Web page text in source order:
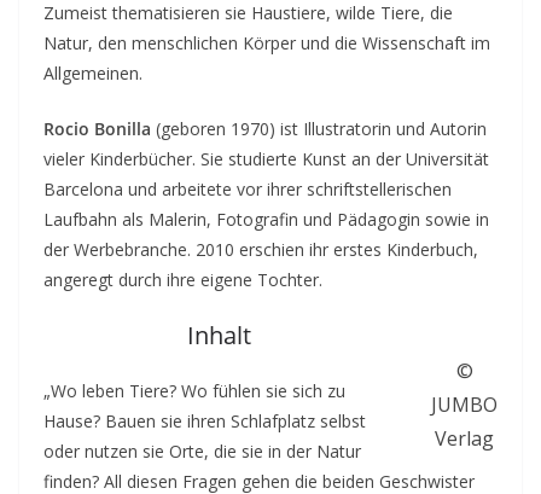
Zumeist thematisieren sie Haustiere, wilde Tiere, die
Natur, den menschlichen Körper und die Wissenschaft im
Allgemeinen.
Rocio Bonilla (geboren 1970) ist Illustratorin und Autorin
vieler Kinderbücher. Sie studierte Kunst an der Universität
Barcelona und arbeitete vor ihrer schriftstellerischen
Laufbahn als Malerin, Fotografin und Pädagogin sowie in
der Werbebranche. 2010 erschien ihr erstes Kinderbuch,
angeregt durch ihre eigene Tochter.
©
JUMBO
Verlag
Inhalt
„Wo leben Tiere? Wo fühlen sie sich zu
Hause? Bauen sie ihren Schlafplatz selbst
oder nutzen sie Orte, die sie in der Natur
finden? All diesen Fragen gehen die beiden Geschwister